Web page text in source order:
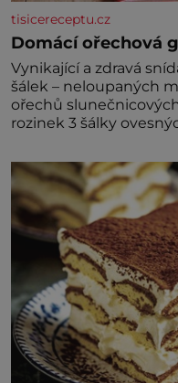
tisicereceptu.cz
Domácí ořechová
Vynikající a zdravá snídaně je tu!
šálek – neloupaných
ořechů
rozinek 3 šálky